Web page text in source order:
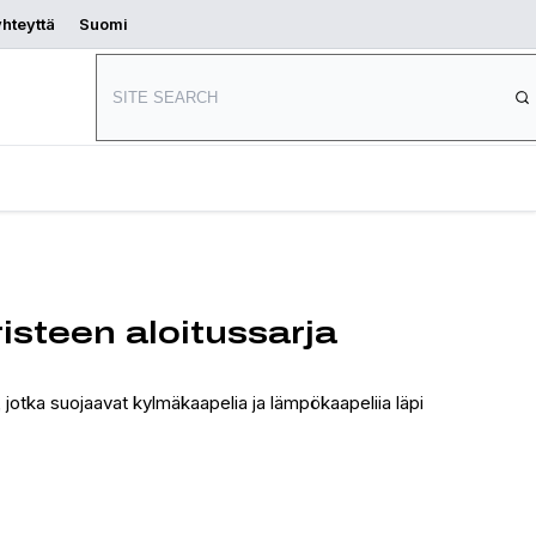
Suomi
Mistä ostaa
suunnittelu
aloitussarja
suojaavat kylmäkaapelia ja lämpökaapeliia läpi